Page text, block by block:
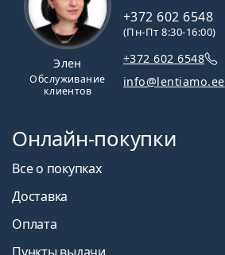
Элен
Обслуживание
клиентов
+372 602 6548
(Пн-Пт 8:30-16:00)
+372 602 6548
info@lentiamo.ee
Онлайн-покупки
Все о покупках
Доставка
Оплата